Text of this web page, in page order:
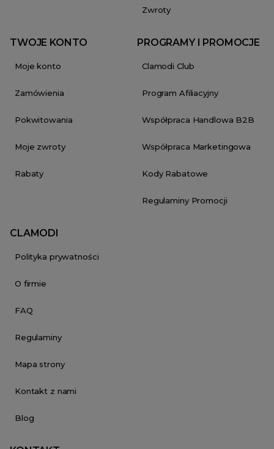
Zwroty
TWOJE KONTO
Moje konto
Zamówienia
Pokwitowania
Moje zwroty
Rabaty
PROGRAMY I PROMOCJE
Clamodi Club
Program Afiliacyjny
Współpraca Handlowa B2B
Współpraca Marketingowa
Kody Rabatowe
Regulaminy Promocji
CLAMODI
Polityka prywatności
O firmie
FAQ
Regulaminy
Mapa strony
Kontakt z nami
Blog